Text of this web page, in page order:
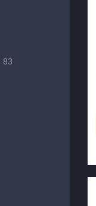
83